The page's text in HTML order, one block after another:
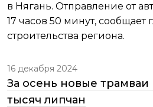
в Нягань. Отправление от
17 часов 50 минут, сообщает
строительства региона.
16 декабря 2024
За осень новые трамваи
тысяч липчан